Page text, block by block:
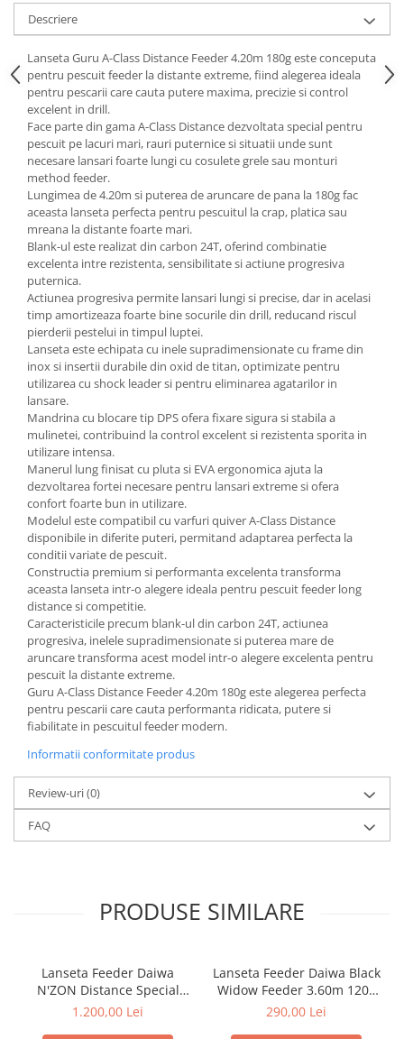
Descriere
LansetaGuru A-Class Distance Feeder 4.20m 180g este conceputa
pentru pescuit feeder la distante extreme, fiind alegerea ideala
pentru pescarii care cauta putere maxima, precizie si control
excelent in drill.
Face parte din gama A-Class Distance dezvoltata special pentru
pescuit pe lacuri mari, rauri puternice si situatii unde sunt
necesare lansari foarte lungi cu cosulete grele sau monturi
method feeder.
Lungimea de 4.20m si puterea de aruncare de pana la 180g fac
aceasta lanseta perfecta pentru pescuitul la crap, platica sau
mreana la distante foarte mari.
Blank-ul este realizat din carbon 24T, oferind combinatie
excelenta intre rezistenta, sensibilitate si actiune progresiva
puternica.
Actiunea progresiva permite lansari lungi si precise, dar in acelasi
timp amortizeaza foarte bine socurile din drill, reducand riscul
pierderii pestelui in timpul luptei.
Lanseta este echipata cu inele supradimensionate cu frame din
inox si insertii durabile din oxid de titan, optimizate pentru
utilizarea cu shock leader si pentru eliminarea agatarilor in
lansare.
Mandrina cu blocare tip DPS ofera fixare sigura si stabila a
mulinetei, contribuind la control excelent si rezistenta sporita in
utilizare intensa.
Manerul lung finisat cu pluta si EVA ergonomica ajuta la
dezvoltarea fortei necesare pentru lansari extreme si ofera
confort foarte bun in utilizare.
Modelul este compatibil cu varfuri quiver A-Class Distance
disponibile in diferite puteri, permitand adaptarea perfecta la
conditii variate de pescuit.
Constructia premium si performanta excelenta transforma
aceasta lanseta intr-o alegere ideala pentru pescuit feeder long
distance si competitie.
Caracteristicile precum blank-ul din carbon 24T, actiunea
progresiva, inelele supradimensionate si puterea mare de
aruncare transforma acest model intr-o alegere excelenta pentru
pescuit la distante extreme.
Guru A-Class Distance Feeder 4.20m 180g este alegerea perfecta
pentru pescarii care cauta performanta ridicata, putere si
fiabilitate in pescuitul feeder modern.
Informatii conformitate produs
Review-uri(0)
FAQ
PRODUSE SIMILARE
Lanseta Feeder Daiwa
N'ZON Distance Special
Feeder 3.60m 90g | Daiwa
1.200,00 Lei
Lanseta Feeder Daiwa Black
Widow Feeder 3.60m 120g
3+2 Buc | Daiwa
290,00 Lei